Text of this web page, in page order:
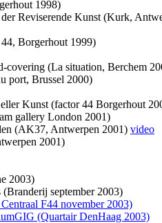
1998)
Reviserende Kunst (Kurk,
Borgerhout 1999)
covering (La situation, Berchem
port, Brussel 2000)
Kunst (factor 44 Borgerhout
gallery London 2001)
(AK37, Antwerpen 2001) video
2001)
2003)
september 2003)
F44 november 2003)
(Quartair DenHaag 2003)